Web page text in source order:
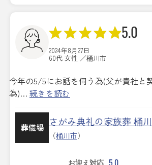
5.0
2024年8月27日
60代 女性 ／桶川市
今年の5/5にお話を伺う為(父が貴社と
為)… 続きを読む
葬儀場 さがみ典礼の家族葬 桶
（桶川市）
お迎え対応